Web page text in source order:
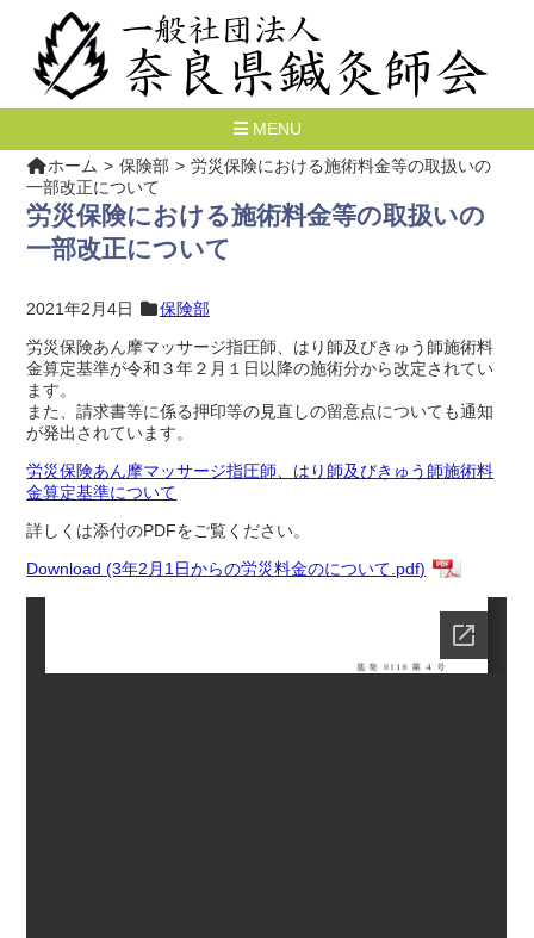
MENU
ホーム
保険部
労災保険における施術料金等の取扱いの
一部改正について
労災保険における施術料金等の取扱いの
一部改正について
2021年2月4日
保険部
労災保険あん摩マッサージ指圧師、はり師及びきゅう師施術料
金算定基準が令和３年２月１日以降の施術分から改定されてい
ます。
また、請求書等に係る押印等の見直しの留意点についても通知
が発出されています。
労災保険あん摩マッサージ指圧師、はり師及びきゅう師施術料
金算定基準について
詳しくは添付のPDFをご覧ください。
Download (3年2月1日からの労災料金のについて.pdf)